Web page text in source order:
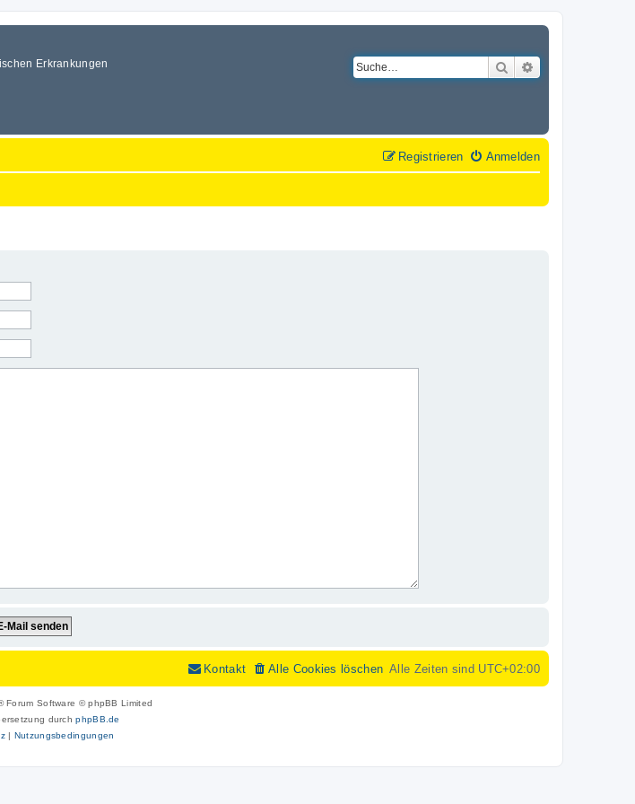
Erkrankungen Suche
Anmelden
Registrieren
Alle Zeiten sind UTC+02:00
Alle Cookies löschen
Kontakt
Forum Software © phpBB Limited
durchphpBB.de
| Nutzungsbedingungen